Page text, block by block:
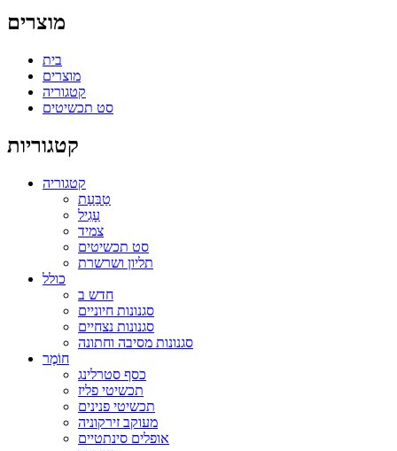
מוצרים
בית
מוצרים
קטגוריה
סט תכשיטים
קטגוריות
קטגוריה
טַבַּעַת
עָגִיל
צמיד
סט תכשיטים
תליון ושרשרת
כולל
חדש ב
סגנונות חיוניים
סגנונות נצחיים
סגנונות מסיבה וחתונה
חוֹמֶר
כסף סטרלינג
תכשיטי פליז
תכשיטי פנינים
מעוקב זירקוניה
אופלים סינתטיים